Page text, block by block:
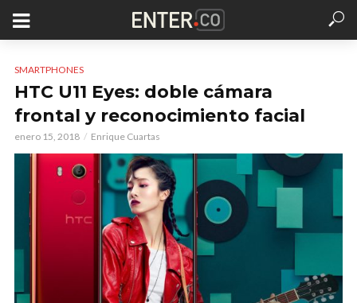
SMARTPHONES
HTC U11 Eyes: doble cámara
frontal y reconocimiento facial
enero 15, 2018 Enrique Cuartas